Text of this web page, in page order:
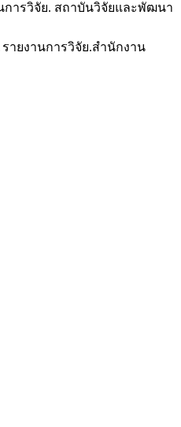
ารวิจัย. สถาบันวิจัยและพัฒนา
ายงานการวิจัย.สำนักงาน